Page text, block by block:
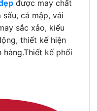
được may chất
cá mập, vải
sắc xảo, kiểu
thiết kế hiện
kế phối